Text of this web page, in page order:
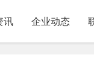
讯 企业动态